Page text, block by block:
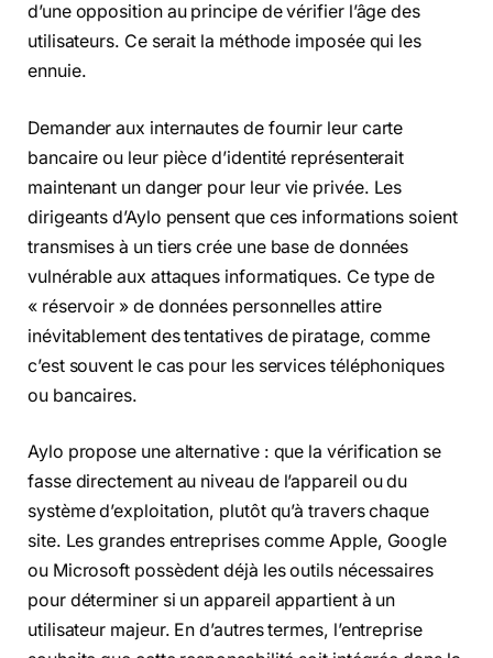
d’une opposition au principe de vérifier l’âge des
utilisateurs. Ce serait la méthode imposée qui les
ennuie.
Demander aux internautes de fournir leur carte
bancaire ou leur pièce d’identité représenterait
maintenant un danger pour leur vie privée. Les
dirigeants d’Aylo pensent que ces informations soient
transmises à un tiers crée une base de données
vulnérable aux attaques informatiques. Ce type de
« réservoir » de données personnelles attire
inévitablement des tentatives de piratage, comme
c’est souvent le cas pour les services téléphoniques
ou bancaires.
Aylo propose une alternative : que la vérification se
fasse directement au niveau de l’appareil ou du
système d’exploitation, plutôt qu’à travers chaque
site. Les grandes entreprises comme Apple, Google
ou Microsoft possèdent déjà les outils nécessaires
pour déterminer si un appareil appartient à un
utilisateur majeur. En d’autres termes, l’entreprise